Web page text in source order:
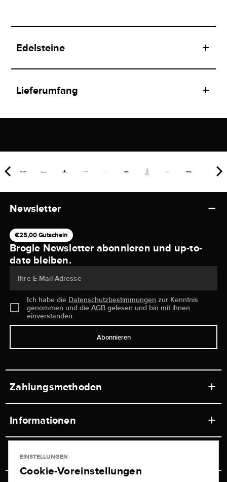
Edelsteine
Lieferumfang
Newsletter
€25,00 Gutschein
Brogle Newsletter abonnieren und up-to-
date bleiben.
Ihre E-Mail-Adresse
Ich habe die Datenschutzbestimmungen zur Kenntnis
genommen und dieAGB gelesen und bin mit ihnen
einverstanden.
Abonnieren
Zahlungsmethoden
Informationen
Ladengeschäft
Service
EINSTELLUNGEN
Cookie-Voreinstellungen